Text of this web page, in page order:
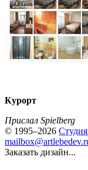
Курорт
Прислал Spielberg
© 1995–2026
Заказать дизайн...